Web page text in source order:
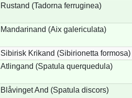
Rustand (Tadorna ferruginea)
Mandarinand (Aix galericulata)
Sibirisk Krikand (Sibirionetta formosa)
Atlingand (Spatula querquedula)
Blåvinget And (Spatula discors)